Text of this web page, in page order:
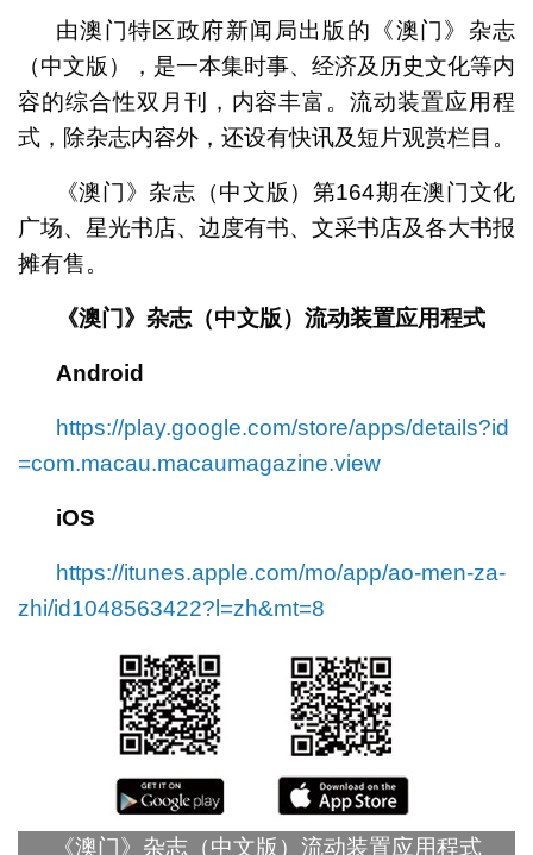
由澳门特区政府新闻局出版的《澳门》杂志
（中文版），是一本集时事、经济及历史文化等内
容的综合性双月刊，内容丰富。流动装置应用程
式，除杂志内容外，还设有快讯及短片观赏栏目。
《澳门》杂志（中文版）第164期在澳门文化
广场、星光书店、边度有书、文采书店及各大书报
摊有售。
《澳门》杂志（中文版）流动装置应用程式
Android
https://play.google.com/store/apps/details?id
=com.macau.macaumagazine.view
iOS
https://itunes.apple.com/mo/app/ao-men-za-
zhi/id1048563422?l=zh&mt=8
《澳门》杂志（中文版）流动装置应用程式